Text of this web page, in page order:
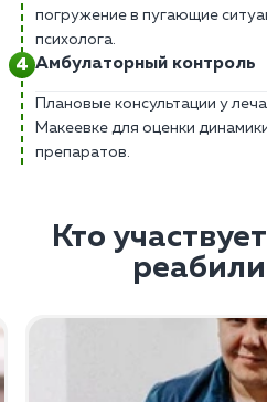
погружение в пугающие
психолога.
Амбулаторный контроль
Плановые консультации у
Макеевке для оценки
препаратов.
Кто